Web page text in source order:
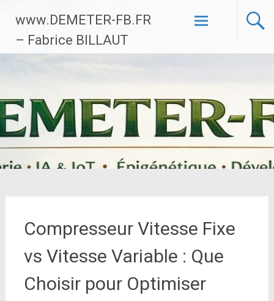
contenu
principal
www.DEMETER-FB.FR
– Fabrice BILLAUT
Compresseur Vitesse Fixe
vs Vitesse Variable : Que
Choisir pour Optimiser